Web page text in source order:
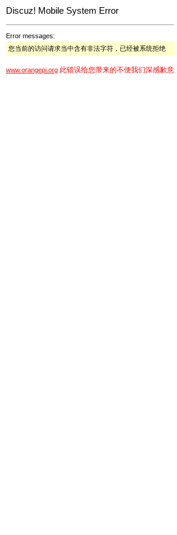
Discuz! Mobile System Error
Error messages:
您当前的访问请求当中含有非法字符，已经被系统拒绝
www.orangepi.org 此错误给您带来的不便我们深感歉意